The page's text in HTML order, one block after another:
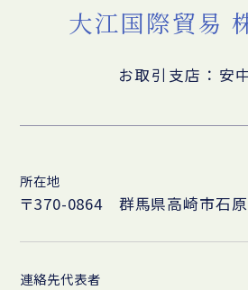
大江国際貿易
お取引支店：安
所在地
〒370-0864 群馬県高崎市石
連絡先代表者